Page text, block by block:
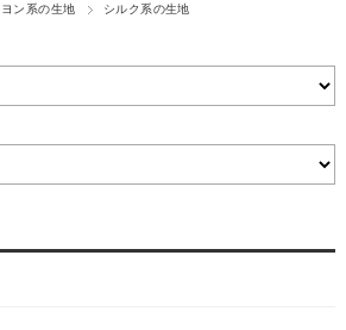
ン系の生地 シルク系の生地